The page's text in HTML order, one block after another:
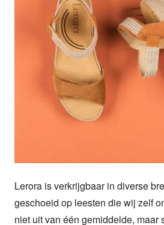
Lerora is verkrijgbaar in diverse
geschoeid op leesten die wij zelf
niet uit van één gemiddelde, maar